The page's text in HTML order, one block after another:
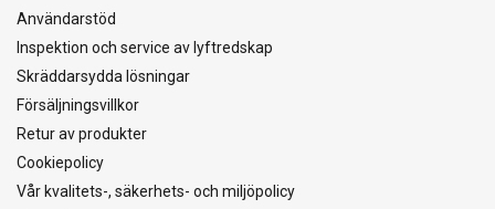
Användarstöd
Inspektion och service av lyftredskap
Skräddarsydda lösningar
Försäljningsvillkor
Retur av produkter
Cookiepolicy
Vår kvalitets-, säkerhets- och miljöpolicy